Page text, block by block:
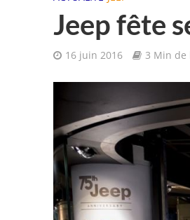
Jeep fête
16 juin 2016 3 Min de